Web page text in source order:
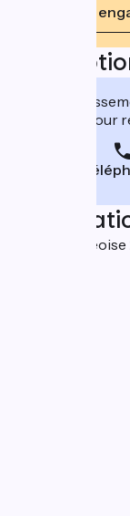
Voir ses
Cet
leur site pour
1 rue